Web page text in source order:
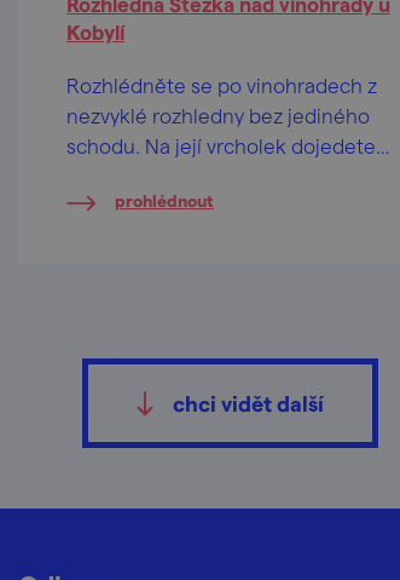
Kobylí
Rozhlédněte se po vinohradech z
nezvyklé rozhledny bez jediného
schodu. Na její vrcholek dojedete
prohlédnout
chci vidět další